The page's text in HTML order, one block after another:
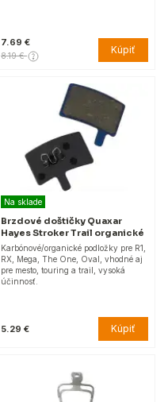
7.69 €
8.19 € Kúpiť
Na sklade
Brzdové doštičky Quaxar
Hayes Stroker Trail organické
Karbónové/organické podložky pre R1,
RX, Mega, The One, Oval, vhodné aj
pre mesto, touring a trail, vysoká
účinnosť.
5.29 € Kúpiť